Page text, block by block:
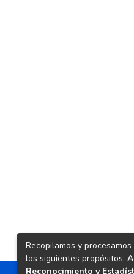
Recopilamos y
los siguientes propósitos:
Reconocimiento y